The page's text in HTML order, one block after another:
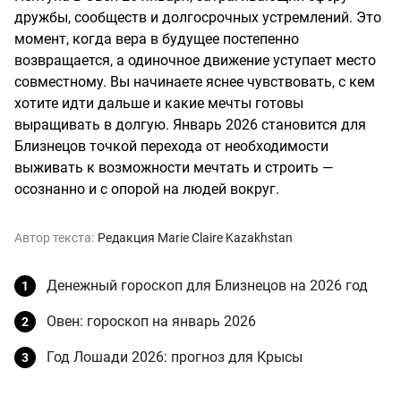
дружбы, сообществ и долгосрочных устремлений. Это
момент, когда вера в будущее постепенно
возвращается, а одиночное движение уступает место
совместному. Вы начинаете яснее чувствовать, с кем
хотите идти дальше и какие мечты готовы
выращивать в долгую. Январь 2026 становится для
Близнецов точкой перехода от необходимости
выживать к возможности мечтать и строить —
осознанно и с опорой на людей вокруг.
Автор текста: Редакция Marie Claire Kazakhstan
Денежный гороскоп для Близнецов на 2026 год
Овен: гороскоп на январь 2026
Год Лошади 2026: прогноз для Крысы